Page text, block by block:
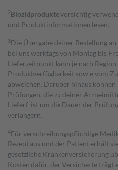
2Biozidproduktevorsichtig
und Produktinformationen lesen.
3Die Übergabe deiner Bestellung
bei uns werktags von Montag bis
Lieferzeitpunkt kann je nach
Produktverfügbarkeit sowie vom
abweichen. Darüber hinaus
Prüfungen, die zu deiner
Lieferfrist um die Dauer der
verlängern.
4Für verschreibungspflichtige
Rezept aus und der Patient erhält
gesetzliche Krankenversicherung
Kosten dafür, der Versicherte trägt